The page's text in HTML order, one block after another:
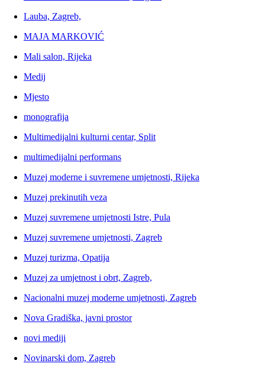
Lauba, Zagreb,
MAJA MARKOVIĆ
Mali salon, Rijeka
Medij
Mjesto
monografija
Multimedijalni kulturni centar, Split
multimedijalni performans
Muzej moderne i suvremene umjetnosti, Rijeka
Muzej prekinutih veza
Muzej suvremene umjetnosti Istre, Pula
Muzej suvremene umjetnosti, Zagreb
Muzej turizma, Opatija
Muzej za umjetnost i obrt, Zagreb,
Nacionalni muzej moderne umjetnosti, Zagreb
Nova Gradiška, javni prostor
novi mediji
Novinarski dom, Zagreb